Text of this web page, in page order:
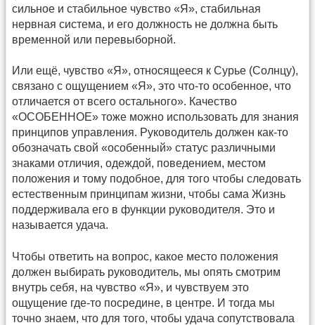
сильное и стабильное чувство «Я», стабильная
нервная система, и его должность не должна быть
временной или перевыборной.
Или ещё, чувство «Я», относящееся к Сурье (Солнцу),
связано с ощущением «Я», это что-то особенное, что
отличается от всего остального». Качество
«ОСОБЕННОЕ» тоже можно использовать для знания
принципов управления. Руководитель должен как-то
обозначать свой «особенный» статус различными
знаками отличия, одеждой, поведением, местом
положения и тому подобное, для того чтобы следовать
естественным принципам жизни, чтобы сама Жизнь
поддерживала его в функции руководителя. Это и
называется удача.
Чтобы ответить на вопрос, какое место положения
должен выбирать руководитель, мы опять смотрим
внутрь себя, на чувство «Я», и чувствуем это
ощущение где-то посредине, в центре. И тогда мы
точно знаем, что для того, чтобы удача сопутствовала